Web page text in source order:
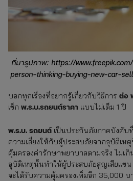
ที่มารูปภาพ: https://
person-thinking-buying-new-car-
บอกทุกเรื่องที่อยากรู้เกี่ยวกับวิธีการ ต่อ
เช็ก พ.ร.บ.รถยนต์ราคา แบบไม่เต็ม 1 ปี
พ.ร.บ. รถยนต์ เป็นประกันภัยภาคบังคับ
ความเสี่ยงให้กับผู้ประสบภัยจากอุบัติเห
คุ้มครองค่ารักษาพยาบาลตามจริง ไม่เ
อุบัติเหตุนั้นทำให้ผู้ประสบภัยสูญเสียแข
จะได้รับความคุ้มครองเพิ่มอีก 35,000